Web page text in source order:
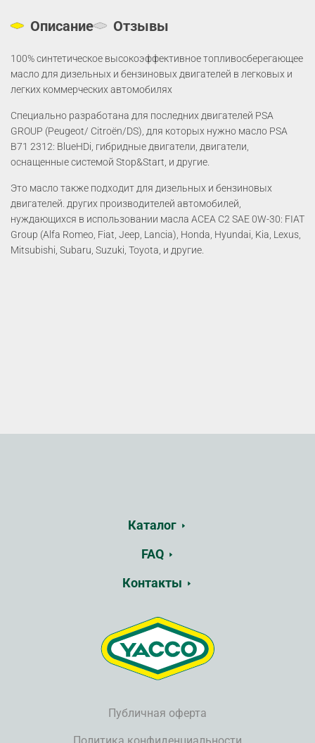
Описание Отзывы
100% синтетическое высокоэффективное топливосберегающее
масло для дизельных и бензиновых двигателей в легковых и
легких коммерческих автомобилях
Специально разработана для последних двигателей PSA
GROUP (Peugeot/ Citroën/DS), для которых нужно масло PSA
B71 2312: BlueHDi, гибридные двигатели, двигатели,
оснащенные системой Stop&Start, и другие.
Это масло также подходит для дизельных и бензиновых
двигателей. других производителей автомобилей,
нуждающихся в использовании масла ACEA C2 SAE 0W-30: FIAT
Group (Alfa Romeo, Fiat, Jeep, Lancia), Honda, Hyundai, Kia, Lexus,
Mitsubishi, Subaru, Suzuki, Toyota, и другие.
Каталог
FAQ
Контакты
Публичная оферта